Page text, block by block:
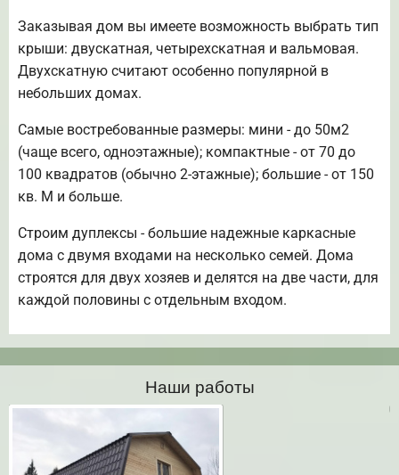
Заказывая дом вы имеете возможность выбрать тип
крыши: двускатная, четырехскатная и вальмовая.
Двухскатную считают особенно популярной в
небольших домах.
Самые востребованные размеры: мини - до 50м2
(чаще всего, одноэтажные); компактные - от 70 до
100 квадратов (обычно 2-этажные); большие - от 150
кв. М и больше.
Строим дуплексы - большие надежные каркасные
дома с двумя входами на несколько семей. Дома
строятся для двух хозяев и делятся на две части, для
каждой половины с отдельным входом.
Наши работы